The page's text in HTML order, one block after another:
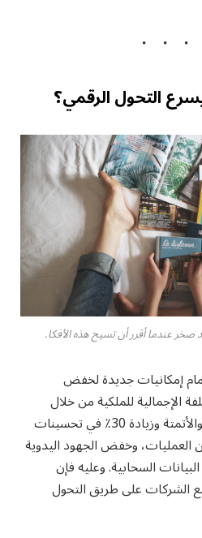
التحول الرقمي؟
عندما أقرر أن تسيح هذه الأفكا.
إمكانيات جديدة لخفض
50٪ في التكلفة الإجمالية للملكية من خلال
الأنظمة الأساسية المفتوحة والأتمتة وزيادة 30٪ في تحسينات
العمليات، وخفض الجهود اليدوية
البيانات السحابية. وعليه فإن
الشركات على طريق التحول